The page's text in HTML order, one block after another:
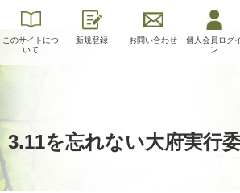
このサイトにつ
いて
新規登録 お問い合わせ
個人会員ログイ
ン
3.11を忘れない大府実行